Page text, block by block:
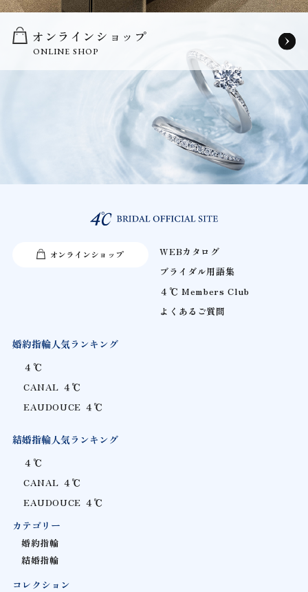
オンラインショップ
ONLINE SHOP
オンラインショップ
WEBカタログ
ブライダル用語集
４℃ Members Club
よくあるご質問
婚約指輪人気ランキング
４℃
CANAL ４℃
EAUDOUCE ４℃
結婚指輪人気ランキング
４℃
CANAL ４℃
EAUDOUCE ４℃
カテゴリー
婚約指輪
結婚指輪
コレクション